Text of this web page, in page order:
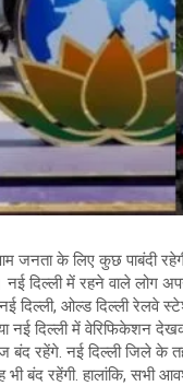
जनता के लिए कुछ पाबंदी
दिल्ली में रहने वाले लोग
ओल्ड दिल्ली रेलवे
नई दिल्ली में वेरिफिकेशन
रहेंगे. नई दिल्ली जिले के
भी बंद रहेंगी. हालांकि,